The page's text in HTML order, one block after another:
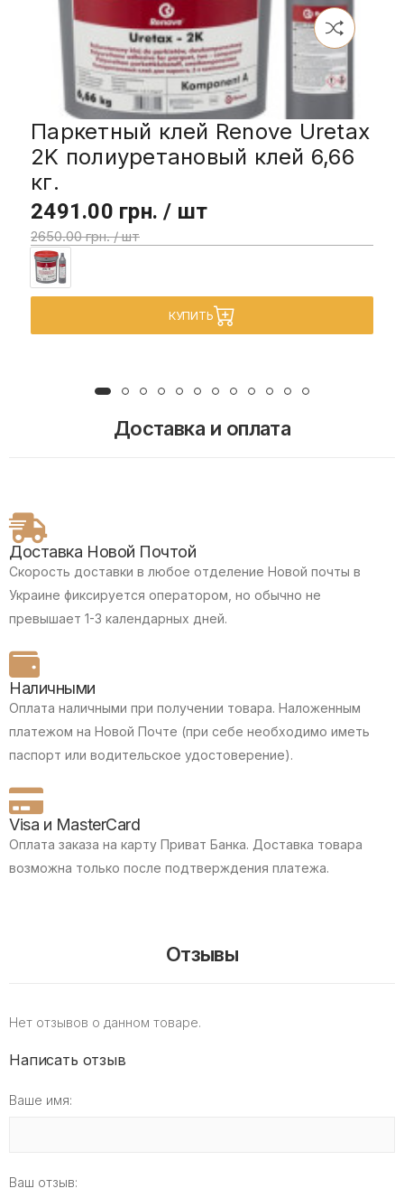
Паркетный клей Renove Uretax
2K полиуретановый клей 6,66
кг.
2491.00 грн. / шт
2650.00 грн. / шт
КУПИТЬ
Доставка и оплата
Доставка Новой Почтой
Скорость доставки в любое отделение Новой почты в
Украине фиксируется оператором, но обычно не
превышает 1-3 календарных дней.
Наличными
Оплата наличными при получении товара. Наложенным
платежом на Новой Почте (при себе необходимо иметь
паспорт или водительское удостоверение).
Visa и MasterCard
Оплата заказа на карту Приват Банка. Доставка товара
возможна только после подтверждения платежа.
Отзывы
Нет отзывов о данном товаре.
Написать отзыв
Ваше имя:
Ваш отзыв: